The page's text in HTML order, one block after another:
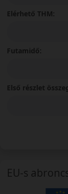
Elérhető THM:
Futamidő:
Első részlet
EU-s